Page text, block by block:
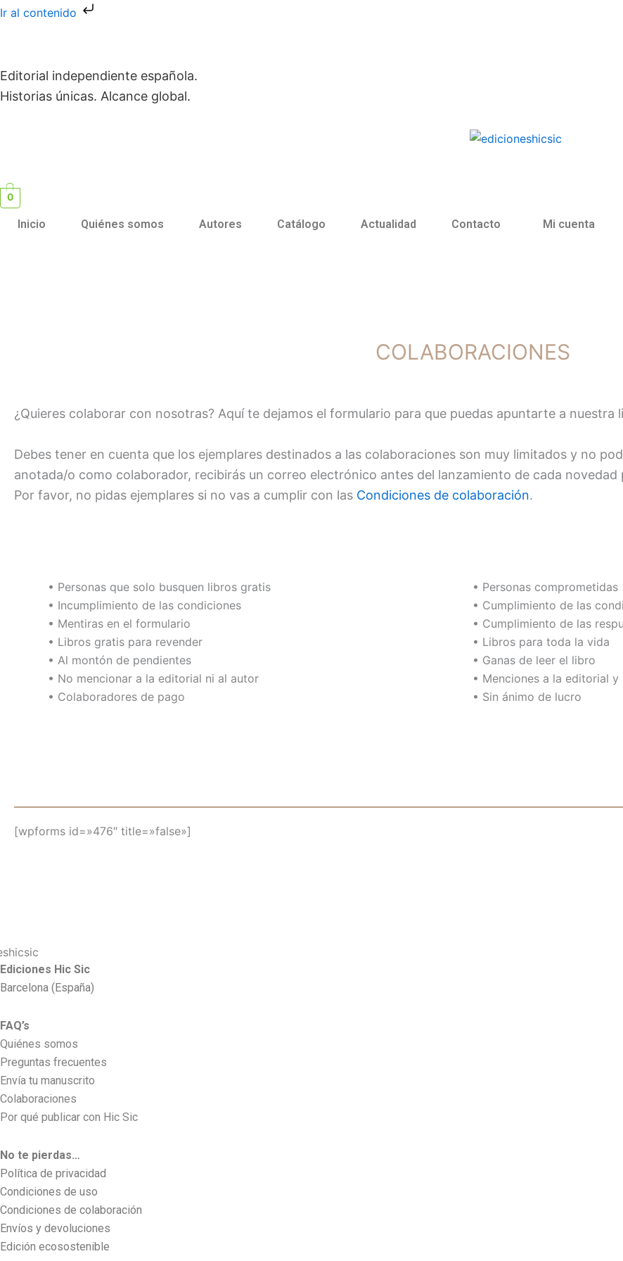
Ir al contenido
Ir
Editorial independiente española.
Historias únicas. Alcance global.
0
Inicio Quiénes somos Autores Catálogo Actualidad Contacto Mi cuenta
COLABORACIONES
¿Quieres colaborar con nosotras? Aquí te dejamos el formulario para que puedas apuntarte a nuestra
Debes tener en cuenta que los ejemplares destinados a las colaboraciones son muy limitados y no
anotada/o como colaborador, recibirás un correo electrónico antes del lanzamiento de cada novedad
Por favor, no pidas ejemplares si no vas a cumplir con las Condiciones de colaboración.
• Personas que solo busquen libros gratis
• Incumplimiento de las condiciones
• Mentiras en el formulario
• Libros gratis para revender
• Al montón de pendientes
• No mencionar a la editorial ni al autor
• Colaboradores de pago
• Personas comprometidas
• Cumplimiento de las
• Cumplimiento de las
• Libros para toda la vida
• Ganas de leer el libro
• Menciones a la editorial y
• Sin ánimo de lucro
[wpforms id=»476″ title=»false»]
Ediciones Hic Sic
Barcelona (España)
FAQ’s
Quiénes somos
Preguntas frecuentes
Envía tu manuscrito
Colaboraciones
Por qué publicar con Hic Sic
No te pierdas…
Política de privacidad
Condiciones de uso
Condiciones de colaboración
Envíos y devoluciones
Edición ecosostenible